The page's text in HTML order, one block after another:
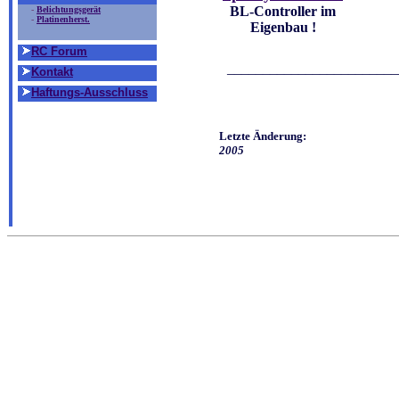
- Belichtungsgerät
- Platinenherst.
RC Forum
Kontakt
Haftungs-Ausschluss
BL-Controller im
Eigenbau !
Letzte Änderung:
2005